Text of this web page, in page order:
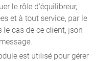
le rôle d’équilibreur,
et à tout service, par le
le cas de ce client, json
est utilisé pour gérer